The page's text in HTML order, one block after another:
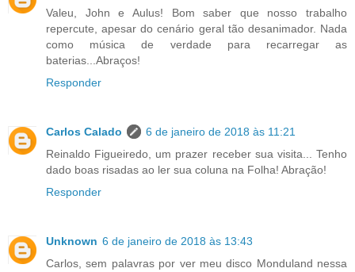
Valeu, John e Aulus! Bom saber que nosso trabalho
repercute, apesar do cenário geral tão desanimador. Nada
como música de verdade para recarregar as
baterias...Abraços!
Responder
Carlos Calado
6 de janeiro de 2018 às 11:21
Reinaldo Figueiredo, um prazer receber sua visita... Tenho
dado boas risadas ao ler sua coluna na Folha! Abração!
Responder
Unknown 6 de janeiro de 2018 às 13:43
Carlos, sem palavras por ver meu disco Monduland nessa